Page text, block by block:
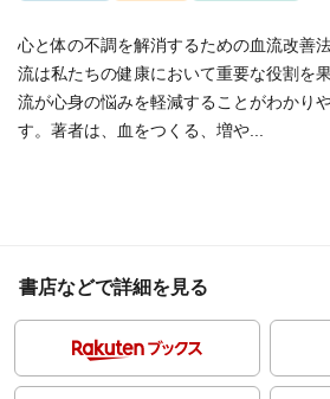
心と体の不調を解消するための血流改善
流は私たちの健康において重要な役割を
流が心身の悩みを軽減することがわかり
す。著者は、血をつくる、増や...
書店などで詳細を見る